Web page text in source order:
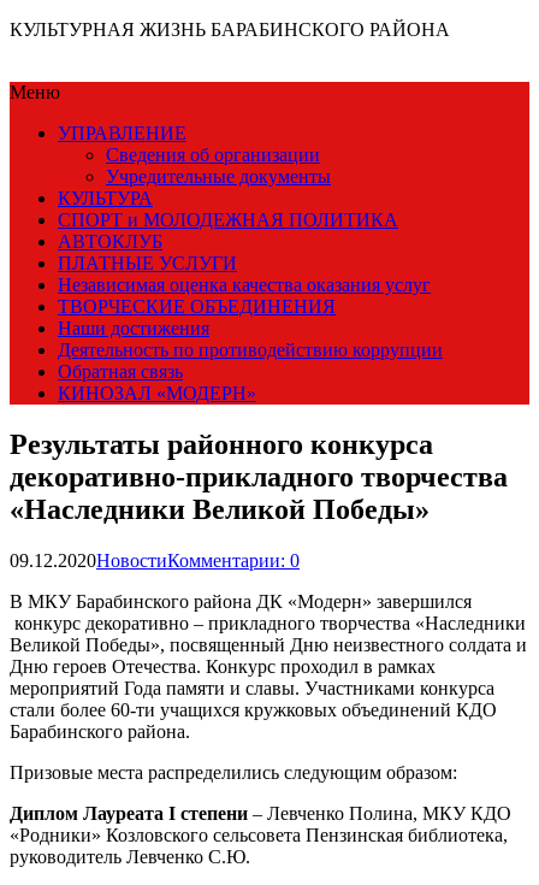
КУЛЬТУРНАЯ ЖИЗНЬ БАРАБИНСКОГО РАЙОНА
Меню
УПРАВЛЕНИЕ
Сведения об организации
Учредительные документы
КУЛЬТУРА
СПОРТ и МОЛОДЕЖНАЯ ПОЛИТИКА
АВТОКЛУБ
ПЛАТНЫЕ УСЛУГИ
Независимая оценка качества оказания услуг
ТВОРЧЕСКИЕ ОБЪЕДИНЕНИЯ
Наши достижения
Деятельность по противодействию коррупции
Обратная связь
КИНОЗАЛ «МОДЕРН»
Результаты районного конкурса
декоративно-прикладного творчества
«Наследники Великой Победы»
09.12.2020НовостиКомментарии: 0
В МКУ Барабинского района ДК «Модерн» завершился
конкурс декоративно – прикладного творчества «Наследники
Великой Победы», посвященный Дню неизвестного солдата и
Дню героев Отечества. Конкурс проходил в рамках
мероприятий Года памяти и славы. Участниками конкурса
стали более 60-ти учащихся кружковых объединений КДО
Барабинского района.
Призовые места распределились следующим образом:
Диплом Лауреата I степени – Левченко Полина, МКУ КДО
«Родники» Козловского сельсовета Пензинская библиотека,
руководитель Левченко С.Ю.